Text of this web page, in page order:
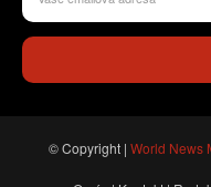
© Copyright | World News